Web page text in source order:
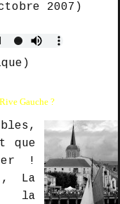
2007)
Rive Gauche?
que
!
La
la